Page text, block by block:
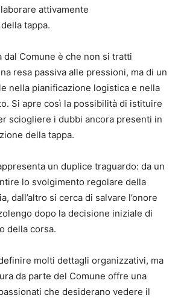
attivamente
tappa.
dal Comune è che non si tratti
resa passiva alle pressioni, ma di un
nella pianificazione logistica e nella
Si apre così la possibilità di istituire
sciogliere i dubbi ancora presenti in
della tappa.
un duplice traguardo: da un
lo svolgimento regolare della
dall’altro si cerca di salvare l’onore
dopo la decisione iniziale di
della corsa.
molti dettagli organizzativi, ma
da parte del Comune offre una
che desiderano vedere il